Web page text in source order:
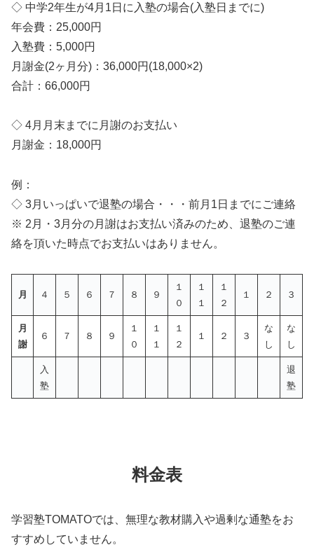
◇ 中学2年生が4月1日に入塾の場合(入塾日までに)
年会費：25,000円
入塾費：5,000円
月謝金(2ヶ月分)：36,000円(18,000×2)
合計：66,000円
◇ 4月月末までに月謝のお支払い
月謝金：18,000円
例：
◇ 3月いっぱいで退塾の場合・・・前月1日までにご連絡
※ 2月・3月分の月謝はお支払い済みのため、退塾のご連
絡を頂いた時点でお支払いはありません。
月 ４ ５ ６ ７ ８ ９
１
０
１
１
１
２
１ ２ ３
月
謝
６ ７ ８ ９
１
０
１
１
１
２
１ ２ ３
な
し
な
し
入
塾
退
塾
料金表
学習塾TOMATOでは、無理な教材購入や過剰な通塾をお
すすめしていません。